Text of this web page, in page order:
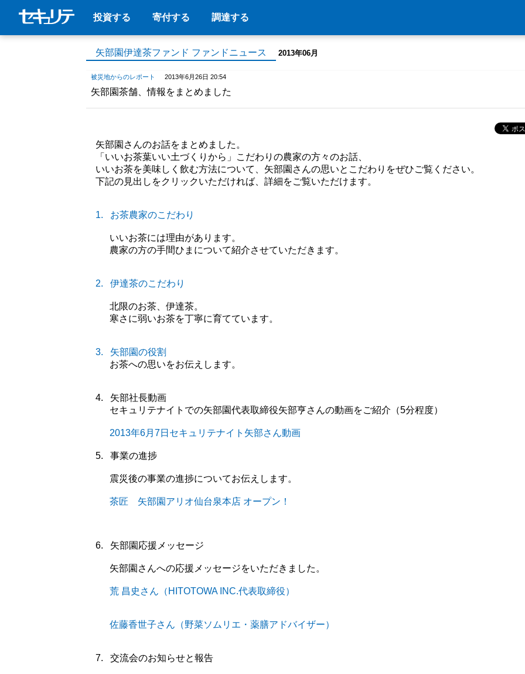
投資する 寄付する 調達する
矢部園伊達茶ファンド ファンドニュース 2013年06月
被災地からのレポート 2013年6月26日 20:54
矢部園茶舗、情報をまとめました
矢部園さんのお話をまとめました。
「いいお茶葉いい土づくりから」こだわりの農家の方々のお話、
いいお茶を美味しく飲む方法について、矢部園さんの思いとこだわりをぜひご覧ください。
下記の見出しをクリックいただければ、詳細をご覧いただけます。
1. お茶農家のこだわり
いいお茶には理由があります。
農家の方の手間ひまについて紹介させていただきます。
2. 伊達茶のこだわり
北限のお茶、伊達茶。
寒さに弱いお茶を丁寧に育てています。
3.
矢部園の役割
お茶への思いをお伝えします。
4.
矢部社長動画
セキュリテナイトでの矢部園代表取締役矢部亨さんの動画をご紹介（5分程度）
2013年6月7日セキュリテナイト矢部さん動画
5. 事業の進捗
震災後の事業の進捗についてお伝えします。
茶匠 矢部園アリオ仙台泉本店 オープン！
6. 矢部園応援メッセージ
矢部園さんへの応援メッセージをいただきました。
荒 昌史さん（ HITOTOWA INC.代表取締役）
佐藤香世子さん（野菜ソムリエ・薬膳アドバイザー）
7. 交流会のお知らせと報告